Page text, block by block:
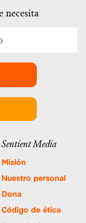
necesita
Sentient Media
Misión
Nuestro personal
Dona
Código de ética